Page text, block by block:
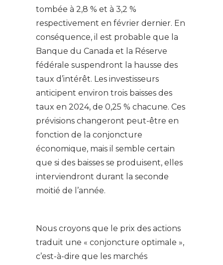
tombée à 2,8 % et à 3,2 %
respectivement en février dernier. En
conséquence, il est probable que la
Banque du Canada et la Réserve
fédérale suspendront la hausse des
taux d’intérêt. Les investisseurs
anticipent environ trois baisses des
taux en 2024, de 0,25 % chacune. Ces
prévisions changeront peut-être en
fonction de la conjoncture
économique, mais il semble certain
que si des baisses se produisent, elles
interviendront durant la seconde
moitié de l’année.
Nous croyons que le prix des actions
traduit une « conjoncture optimale »,
c’est-à-dire que les marchés